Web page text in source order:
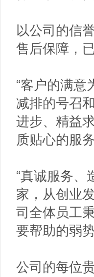
以公司的信
售后保障，
“客户的满意
减排的号召
进步、精益
质贴心的服务
“真诚服务、
家，从创业
司全体员工
要帮助的弱
公司的每位